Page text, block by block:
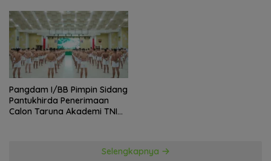
Pangdam I/BB Pimpin Sidang
Pantukhirda Penerimaan
Calon Taruna Akademi TNI
Selengkapnya